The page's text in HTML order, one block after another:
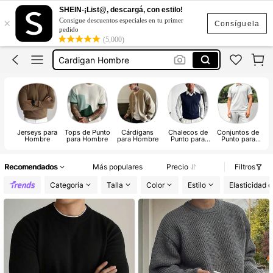
Consíguela
×
SHEIN-¡List@, descargá, con estilo!
Consigue descuentos especiales en tu primer
pedido
(5,000)
Camisas Para Hombre
Sueter De Hombre
Cardigan Hombre
Sweater Hombre
Camisas Para Hombre
Sueter De Hombre
Jerseys para
Hombre
Tops de Punto
para Hombre
Cárdigans
para Hombre
Chalecos de
Punto para
Conjuntos de
Punto para
Recomendados Más populares Precio
Filtros
Categoría
Talla Color Estilo Elasticidad